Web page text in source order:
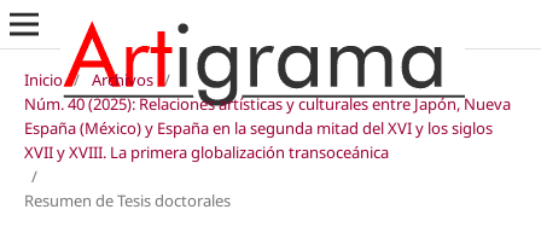
Inicio / Archivos /
Núm. 40 (2025): Relaciones artísticas y culturales entre Japón, Nueva
España (México) y España en la segunda mitad del XVI y los siglos
XVII y XVIII. La primera globalización transoceánica
/
Resumen de Tesis doctorales